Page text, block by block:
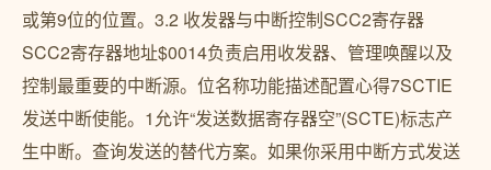
或第9位的位置。3.2 收发器与中断控制SCC2寄存器
SCC2寄存器地址$0014负责启用收发器、管理唤醒以及
控制最重要的中断源。位名称功能描述配置心得7SCTIE
发送中断使能。1允许“发送数据寄存器空”(SCTE)标志产
生中断。查询发送的替代方案。如果你采用中断方式发送